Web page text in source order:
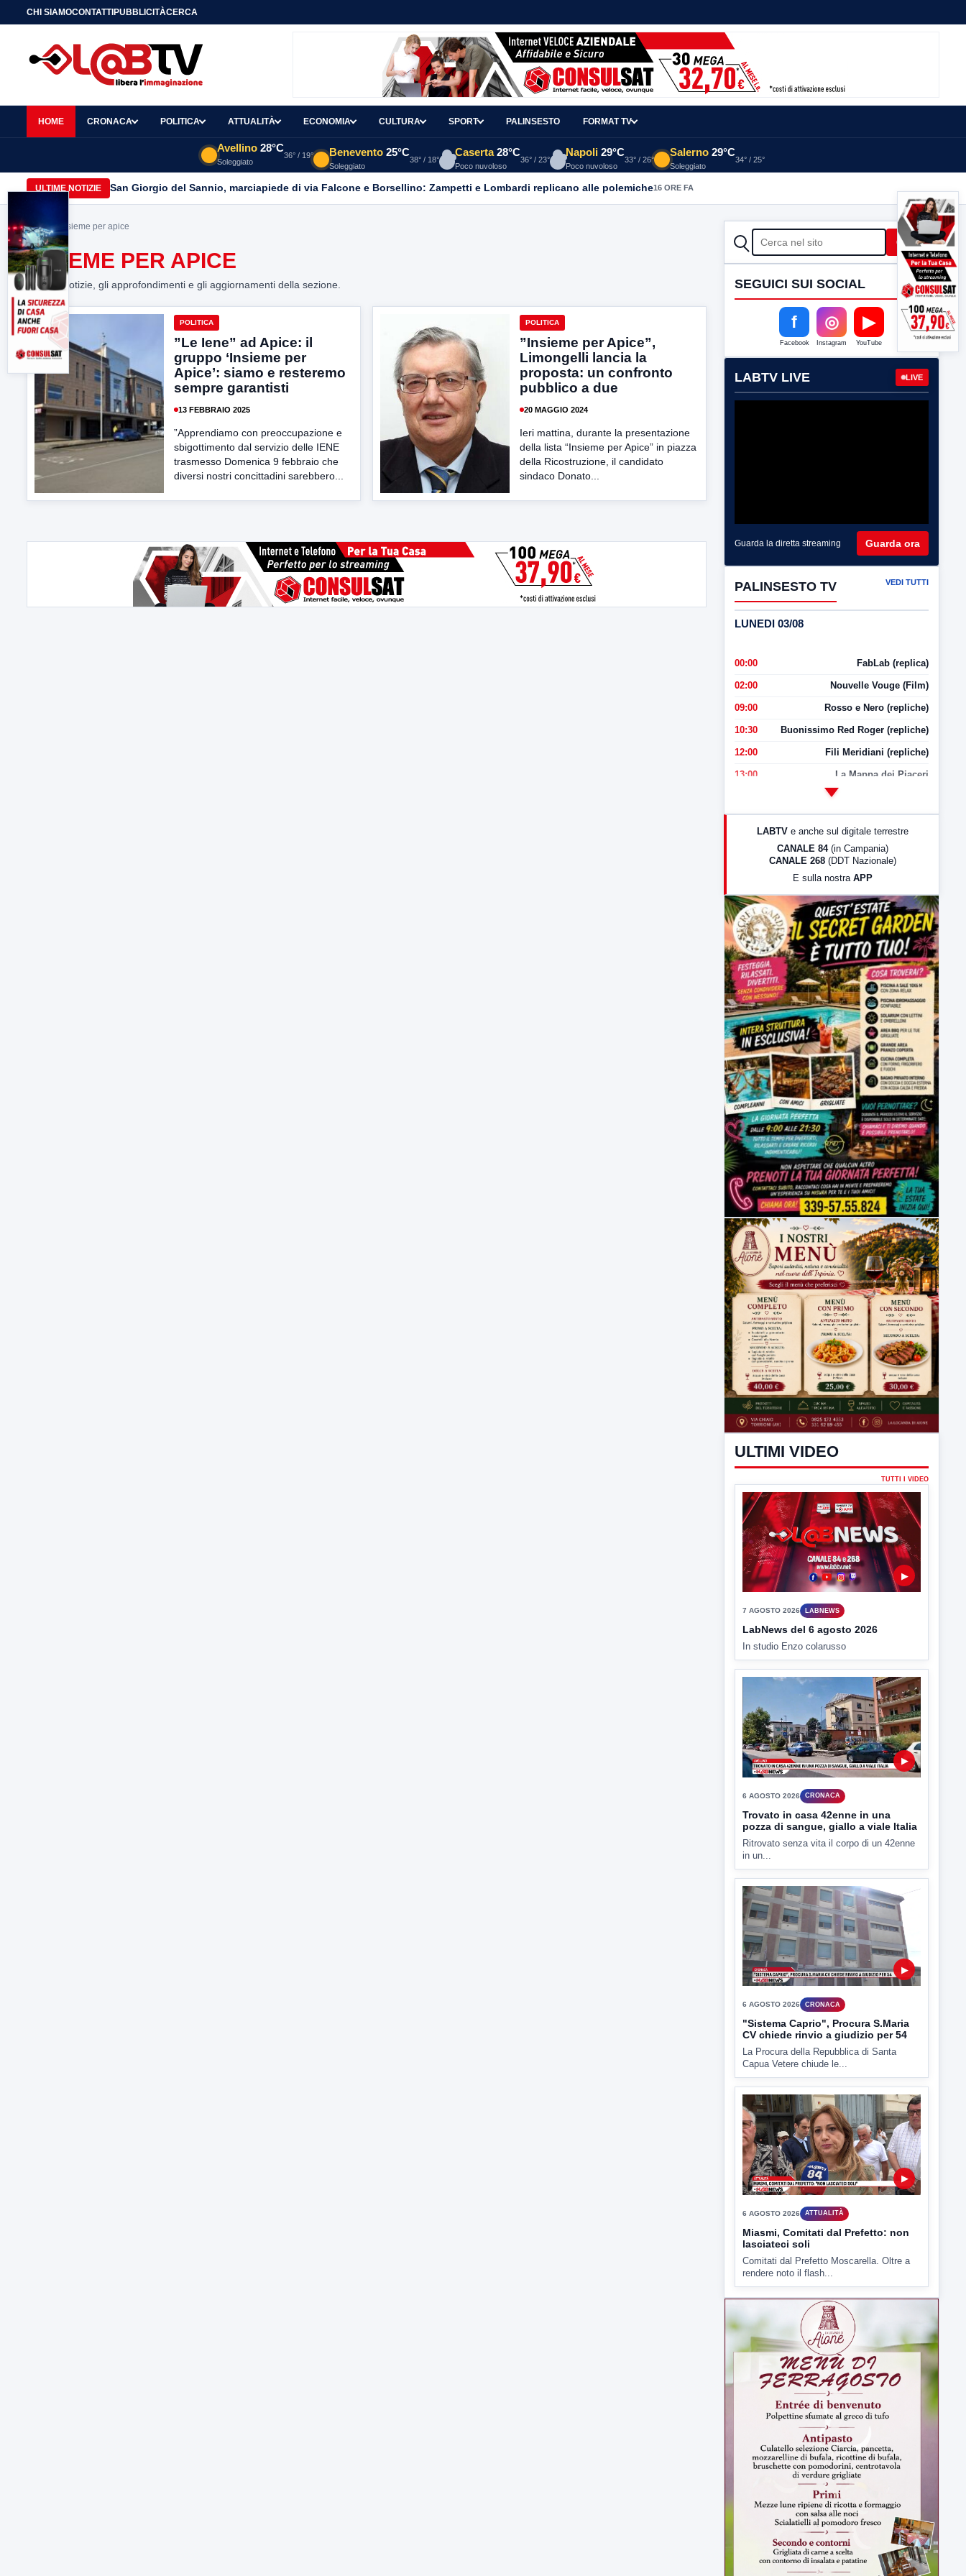
CHI SIAMOCONTATTIPUBBLICITÀCERCA
HOME CRONACA POLITICA ATTUALITÀ ECONOMIA CULTURA SPORT PALINSESTO FORMAT TV
Avellino 28°C
Soleggiato
36° / 19° Benevento 25°C
Soleggiato
38° / 18°
Caserta 28°C
Poco nuvoloso
36° / 23°
Napoli 29°C
Poco nuvoloso
33° / 26°
Salerno 29°C
Soleggiato
34° / 25°
ULTIME NOTIZIE San Giorgio del Sannio, marciapiede di via Falcone e Borsellino: Zampetti e Lombardi replicano alle polemiche16 ORE FA
Home> insieme per apice
INSIEME PER APICE
Tutte le notizie, gli approfondimenti e gli aggiornamenti della sezione.
POLITICA
”Le Iene” ad Apice: il
gruppo ‘Insieme per
Apice’: siamo e resteremo
sempre garantisti
13 FEBBRAIO 2025
”Apprendiamo con preoccupazione e
sbigottimento dal servizio delle IENE
trasmesso Domenica 9 febbraio che
diversi nostri concittadini sarebbero...
POLITICA
”Insieme per Apice”,
Limongelli lancia la
proposta: un confronto
pubblico a due
20 MAGGIO 2024
Ieri mattina, durante la presentazione
della lista “Insieme per Apice” in piazza
della Ricostruzione, il candidato
sindaco Donato...
CERCA Cerca
SEGUICI SUI SOCIAL
f
Facebook
◎
Instagram
▶
YouTube
LABTV LIVE LIVE
Guarda la diretta streaming Guarda ora
PALINSESTO TV VEDI TUTTI
LUNEDI 03/08
00:00 FabLab (replica)
02:00 Nouvelle Vouge (Film)
09:00 Rosso e Nero (repliche)
10:30 Buonissimo Red Roger (repliche)
12:00 Fili Meridiani (repliche)
13:00 La Mappa dei Piaceri
LabNews (Diretta)
23:00 LabNews (replica)
LABTV e anche sul digitale terrestre
CANALE 84 (in Campania)
CANALE 268 (DDT Nazionale)
E sulla nostra APP
ULTIMI VIDEO
TUTTI I VIDEO
LabNews del 6 agosto 2026
In studio Enzo colarusso
Trovato in casa 42enne in una
pozza di sangue, giallo a viale Italia
Ritrovato senza vita il corpo di un 42enne
in un...
▶
CRONACA
"Sistema Caprio", Procura S.Maria
CV chiede rinvio a giudizio per 54
La Procura della Repubblica di Santa
Capua Vetere chiude le...
▶
Miasmi, Comitati dal Prefetto: non
lasciateci soli
Comitati dal Prefetto Moscarella. Oltre a
rendere noto il flash...